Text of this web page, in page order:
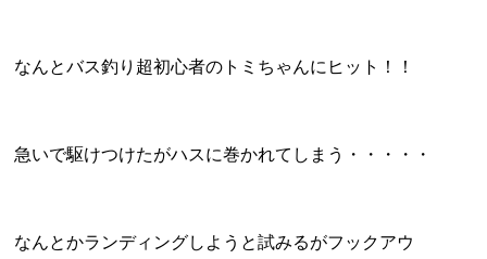
なんとバス釣り超初心者のトミちゃんにヒット！！
急いで駆けつけたがハスに巻かれてしまう・・・・・
なんとかランディングしようと試みるがフックアウ